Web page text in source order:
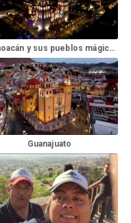
Michoacán y sus pueblos mágicos, 4k
Guanajuato